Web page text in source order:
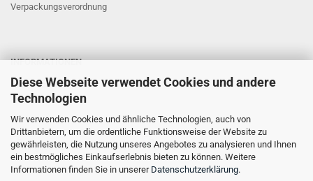
Diese Webseite verwendet Cookies und andere
Technologien
Wir verwenden Cookies und ähnliche Technologien, auch von
Drittanbietern, um die ordentliche Funktionsweise der Website zu
gewährleisten, die Nutzung unseres Angebotes zu analysieren und Ihnen
ein bestmögliches Einkaufserlebnis bieten zu können. Weitere
Informationen finden Sie in unserer Datenschutzerklärung.
Verpackungsverordnung
INFORMATIONEN
Sicher Einkaufen